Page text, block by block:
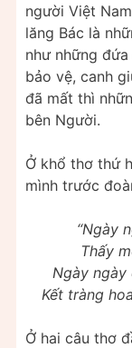
người Việt
lăng Bác là
như những
bảo vệ, canh
đã mất thì
bên Người.
Ở khổ thơ thứ
mình trước
“Ngày
Thấy
Ngày
Kết tràng
Ở hai câu thơ